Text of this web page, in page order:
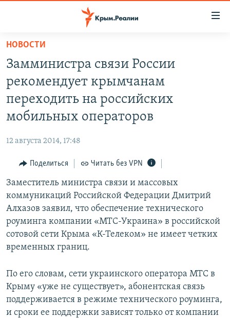
Вернуться
основному
содержанию
Вернутся
главной
Вернутся
поиску
КАРТА ВОЕННЫХ ОБЪЕКТОВ КРЫМА
ВОДА
ИСТОРИЯ
ИНТЕРАКТИВ
ИНФОГРАФИКА
ТЕЛЕПРОЕКТ КРЫМ.РЕАЛИИ
СОВЕТЫ ПРАВОЗАЩИТНИКОВ
ПРОПАВШИЕ БЕЗ ВЕСТИ
ПОБЕДИТЕЛЕЙ НЕ СУДЯТ?
ELIFBE
УКРАИНСКАЯ ПРОБЛЕМА КРЫМА
РАДІО СВОБОДА
КАК ОБОЙТИ БЛОКИРОВКУ
Українською
Qırımtatar
ПРИСОЕДИНЯЙТЕСЬ!
Все сайты RFE/RL
НОВОСТИ
Замминистра связи России
рекомендует крымчанам
переходить на российских
мобильных операторов
12 августа 2014, 17:48
Поделиться Читать без VPN
Заместитель министра связи и массовых
коммуникаций Российской Федерации Дмитрий
Алхазов заявил, что обеспечение технического
роуминга компании «МТС-Украина» в российской
сотовой сети Крыма «К-Телеком» не имеет четких
временных границ.
По его словам, сети украинского оператора МТС в
Крыму «уже не существует», абонентская связь
поддерживается в режиме технического роуминга,
и сроки ее поддержки зависят только от компании